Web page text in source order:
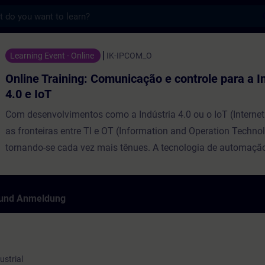
Comunicação e controle para a
Learning Event - Online IK-IPCOM_O
Online Training: Comunicação e controle para a
4.0 e IoT
Com desenvolvimentos como a Indústria 4.0 ou o IoT
as fronteiras entre TI e OT (Information and Operation
tornando-se cada vez mais tênues. A tecnologia de
daremos uma visão geral dos padrões de comunicação atuais,
opções para conectar os controladores SIMATIC aos níveis
Anmeldung